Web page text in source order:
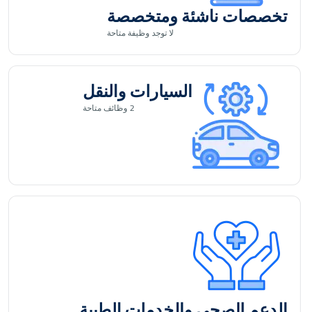
تخصصات ناشئة ومتخصصة
لا توجدوظيفة متاحة
السيارات والنقل
2 وظائف متاحة